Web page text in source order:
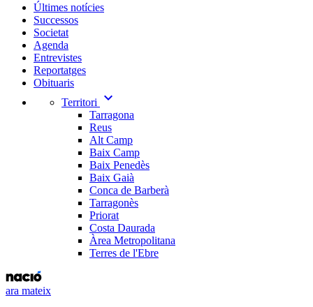
Últimes notícies
Successos
Societat
Agenda
Entrevistes
Reportatges
Obituaris
Territori
expand_more
Tarragona
Reus
Alt Camp
Baix Camp
Baix Penedès
Baix Gaià
Conca de Barberà
Tarragonès
Priorat
Costa Daurada
Àrea Metropolitana
Terres de l'Ebre
ara mateix